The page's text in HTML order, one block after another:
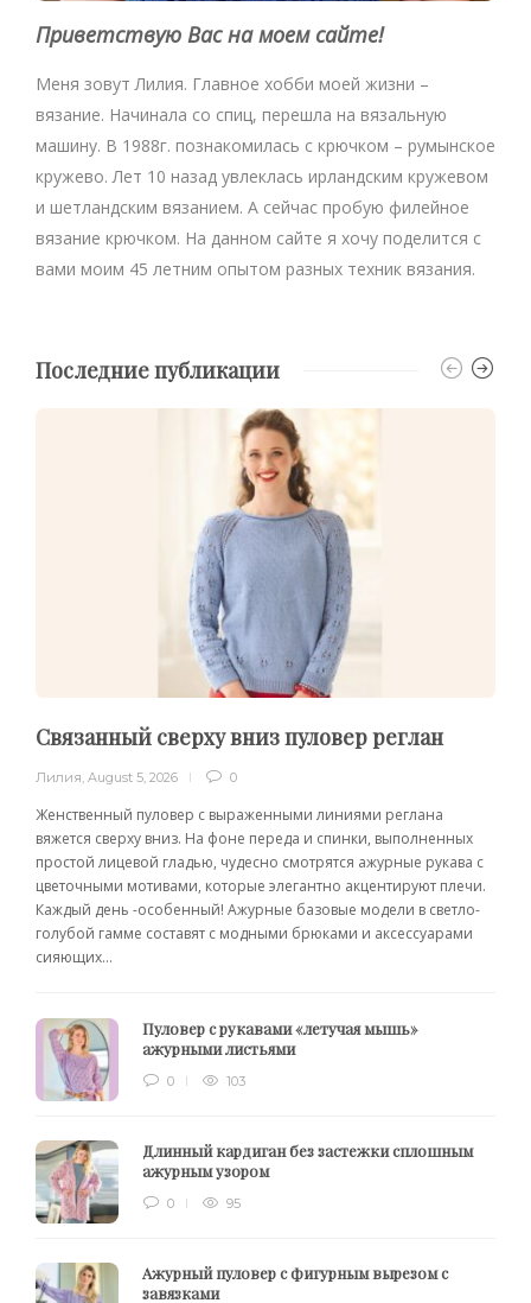
Приветствую Вас на моем сайте!
Меня зовут Лилия. Главное хобби моей жизни –
вязание. Начинала со спиц, перешла на вязальную
машину. В 1988г. познакомилась с крючком – румынское
кружево. Лет 10 назад увлеклась ирландским кружевом
и шетландским вязанием. А сейчас пробую филейное
вязание крючком. На данном сайте я хочу поделится с
вами моим 45 летним опытом разных техник вязания.
Последние публикации
Связанный сверху вниз пуловер реглан
Лилия August 5, 2026 0
Женственный пуловер с выраженными линиями реглана
вяжется сверху вниз. На фоне переда и спинки, выполненных
простой лицевой гладью, чудесно смотрятся ажурные рукава с
цветочными мотивами, которые элегантно акцентируют плечи.
Каждый день -особенный! Ажурные базовые модели в светло-
голубой гамме составят с модными брюками и аксессуарами
сияющих...
Пуловер с рукавами «летучая мышь»
ажурными листьями
0 103
Длинный кардиган без застежки сплошным
ажурным узором
0 95
Ажурный пуловер с фигурным вырезом с
завязками